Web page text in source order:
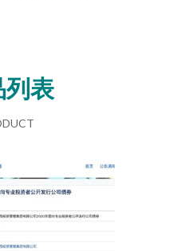
列表